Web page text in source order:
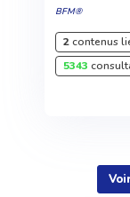
BFM®
2contenus
5343